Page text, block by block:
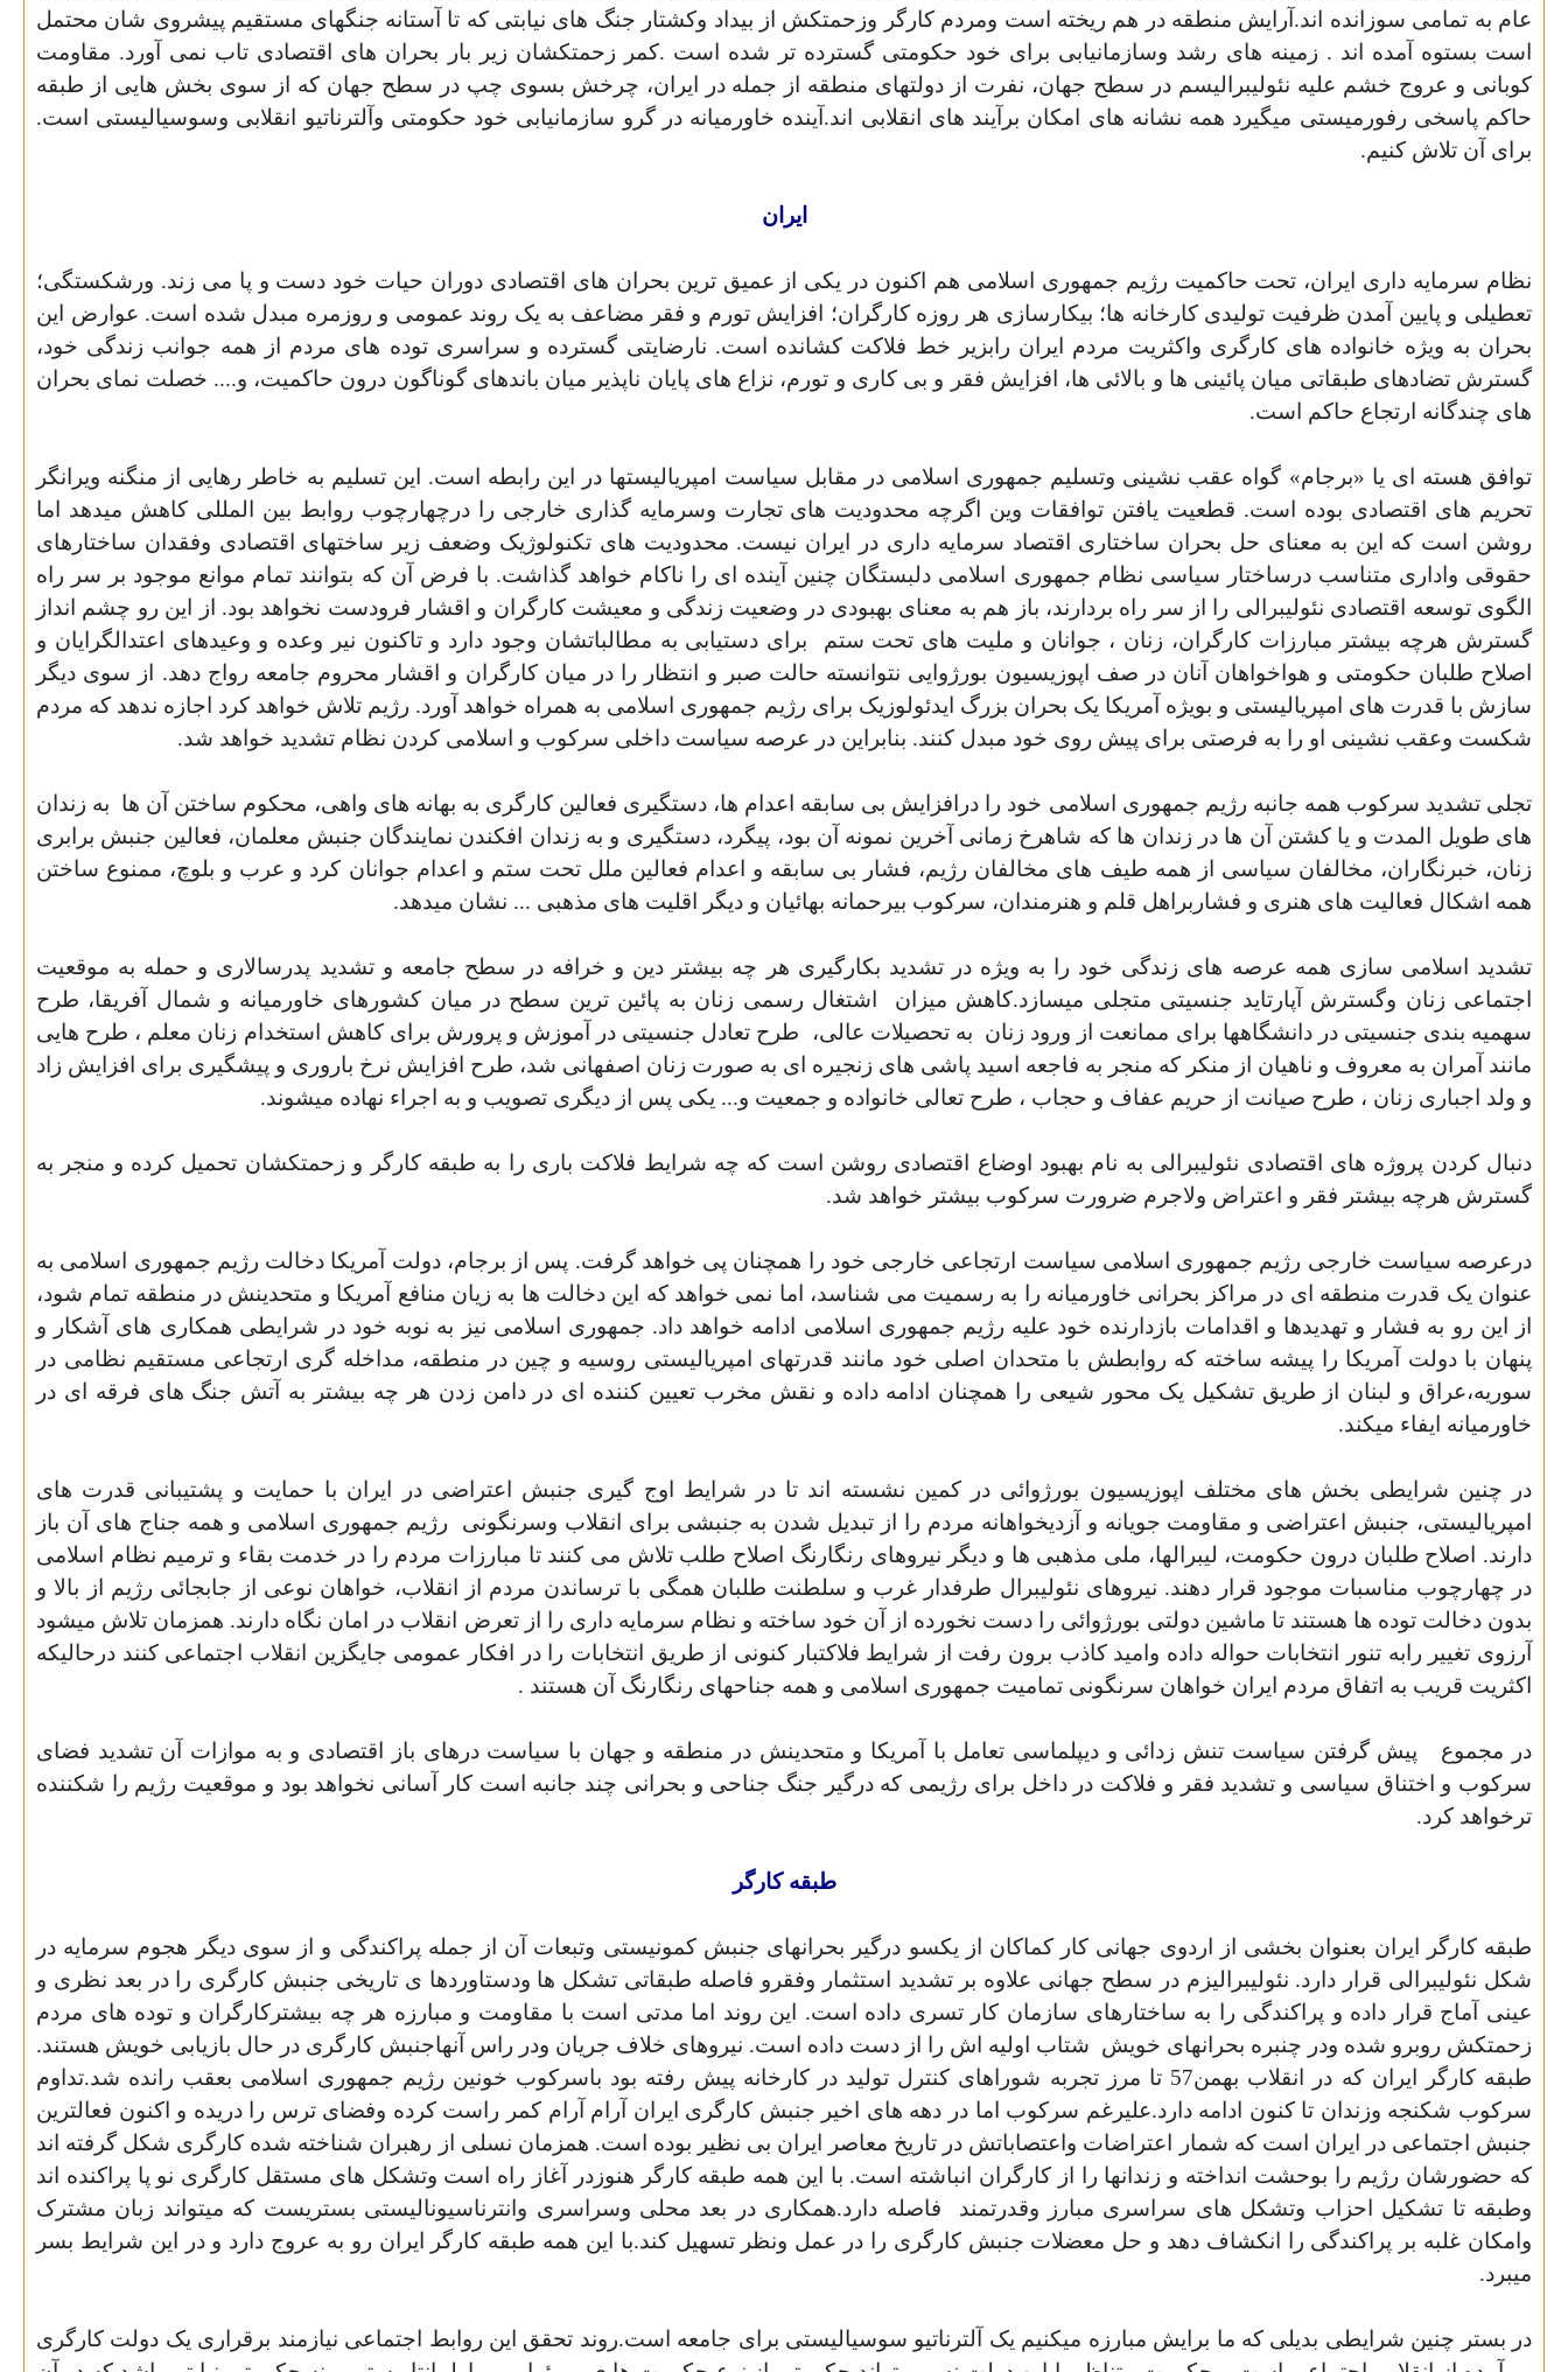
عام به تمامی سوزانده اند.آرایش منطقه در هم ریخته است ومردم کارگر وزحمتکش از بیداد وکشتار جنگ های نیابتی که تا آستانه جنگهای مستقیم پیشروی شان محتمل
است بستوه آمده اند . زمینه های رشد وسازمانیابی برای خود حکومتی گسترده تر شده است .کمر زحمتکشان زیر بار بحران های اقتصادی تاب نمی آورد. مقاومت
کوبانی و عروج خشم علیه نئولیبرالیسم در سطح جهان، نفرت از دولتهای منطقه از جمله در ایران، چرخش بسوی چپ در سطح جهان که از سوی بخش هایی از طبقه
حاکم پاسخی رفورمیستی میگیرد همه نشانه های امکان برآیند های انقلابی اند.آینده خاورمیانه در گرو سازمانیابی خود حکومتی وآلترناتیو انقلابی وسوسیالیستی است.
برای آن تلاش کنیم.
ایران
نظام سرمایه داری ایران، تحت حاکمیت رژیم جمهوری اسلامی هم اکنون در یکی از عمیق ترین بحران های اقتصادی دوران حیات خود دست و پا می زند. ورشکستگی؛
تعطیلی و پایین آمدن ظرفیت تولیدی کارخانه ها؛ بیکارسازی هر روزه کارگران؛ افزایش تورم و فقر مضاعف به یک روند عمومی و روزمره مبدل شده است. عوارض این
بحران به ویژه خانواده های کارگری واکثریت مردم ایران رابزیر خط فلاکت کشانده است. نارضایتی گسترده و سراسری توده های مردم از همه جوانب زندگی خود،
گسترش تضادهای طبقاتی میان پائینی ها و بالائی ها، افزایش فقر و بی کاری و تورم، نزاع های پایان ناپذیر میان باندهای گوناگون درون حاکمیت، و.... خصلت نمای بحران
های چندگانه ارتجاع حاکم است.
توافق هسته ای یا «برجام» گواه عقب نشینی وتسلیم جمهوری اسلامی در مقابل سیاست امپریالیستها در این رابطه است. این تسلیم به خاطر رهایی از منگنه ویرانگر
تحریم های اقتصادی بوده است. قطعیت یافتن توافقات وین اگرچه محدودیت های تجارت وسرمایه گذاری خارجی را درچهارچوب روابط بین المللی کاهش میدهد اما
روشن است که این به معنای حل بحران ساختاری اقتصاد سرمایه داری در ایران نیست. محدودیت های تکنولوژیک وضعف زیر ساختهای اقتصادی وفقدان ساختارهای
حقوقی واداری متناسب درساختار سیاسی نظام جمهوری اسلامی دلبستگان چنین آینده ای را ناکام خواهد گذاشت. با فرض آن که بتوانند تمام موانع موجود بر سر راه
الگوی توسعه اقتصادی نئولیبرالی را از سر راه بردارند، باز هم به معنای بهبودی در وضعیت زندگی و معیشت کارگران و اقشار فرودست نخواهد بود. از این رو چشم انداز
گسترش هرچه بیشتر مبارزات کارگران، زنان ، جوانان و ملیت های تحت ستم
برای دستیابی به مطالباتشان وجود دارد و تاکنون نیر وعده و وعیدهای اعتدالگرایان و
اصلاح طلبان حکومتی و هواخواهان آنان در صف اپوزیسیون بورژوایی نتوانسته حالت صبر و انتظار را در میان کارگران و اقشار محروم جامعه رواج دهد. از سوی دیگر
سازش با قدرت های امپریالیستی و بویژه آمریکا یک بحران بزرگ ایدئولوزیک برای رژیم جمهوری اسلامی به همراه خواهد آورد. رژیم تلاش خواهد کرد اجازه ندهد که مردم
شکست وعقب نشینی او را به فرصتی برای پیش روی خود مبدل کنند. بنابراین در عرصه سیاست داخلی سرکوب و اسلامی کردن نظام تشدید خواهد شد.
تجلی تشدید سرکوب همه جانبه رژیم جمهوری اسلامی خود را درافزایش بی سابقه اعدام ها، دستگیری فعالین کارگری به بهانه های واهی، محکوم ساختن آن ها به زندان
های طویل المدت و یا کشتن آن ها در زندان ها که شاهرخ زمانی آخرین نمونه آن بود، پیگرد، دستگیری و به زندان افکندن نمایندگان جنبش معلمان، فعالین جنبش برابری
زنان، خبرنگاران، مخالفان سیاسی از همه طیف های مخالفان رژیم، فشار بی سابقه و اعدام فعالین ملل تحت ستم و اعدام جوانان کرد و عرب و بلوچ، ممنوع ساختن
همه اشکال فعالیت های هنری و فشاربراهل قلم و هنرمندان، سرکوب بیرحمانه بهائیان و دیگر اقلیت های مذهبی ... نشان میدهد.
تشدید اسلامی سازی همه عرصه های زندگی خود را به ویژه در تشدید بکارگیری هر چه بیشتر دین و خرافه در سطح جامعه و تشدید پدرسالاری و حمله به موقعیت
اجتماعی زنان وگسترش آپارتاید جنسیتی متجلی میسازد.کاهش میزان
اشتغال رسمی زنان به پائین ترین سطح در میان کشورهای خاورمیانه و شمال آفریقا، طرح
سهمیه بندی جنسیتی در دانشگاهها برای ممانعت از ورود زنان به تحصیلات عالی،
طرح تعادل جنسیتی در آموزش و پرورش برای کاهش استخدام زنان معلم ، طرح هایی
مانند آمران به معروف و ناهیان از منکر که منجر به فاجعه اسید پاشی های زنجیره ای به صورت زنان اصفهانی شد، طرح افزایش نرخ باروری و پیشگیری برای افزایش زاد
و ولد اجباری زنان ، طرح صیانت از حریم عفاف و حجاب ، طرح تعالی خانواده و جمعیت و... یکی پس از دیگری تصویب و به اجراء نهاده میشوند.
دنبال کردن پروژه های اقتصادی نئولیبرالی به نام بهبود اوضاع اقتصادی روشن است که چه شرایط فلاکت باری را به طبقه کارگر و زحمتکشان تحمیل کرده و منجر به
گسترش هرچه بیشتر فقر و اعتراض ولاجرم ضرورت سرکوب بیشتر خواهد شد.
درعرصه سیاست خارجی رژیم جمهوری اسلامی سیاست ارتجاعی خارجی خود را همچنان پی خواهد گرفت. پس از برجام، دولت آمریکا دخالت رژیم جمهوری اسلامی به
عنوان یک قدرت منطقه ای در مراکز بحرانی خاورمیانه را به رسمیت می شناسد، اما نمی خواهد که این دخالت ها به زیان منافع آمریکا و متحدینش در منطقه تمام شود،
از این رو به فشار و تهدیدها و اقدامات بازدارنده خود علیه رژیم جمهوری اسلامی ادامه خواهد داد. جمهوری اسلامی نیز به نوبه خود در شرایطی همکاری های آشکار و
پنهان با دولت آمریکا را پیشه ساخته که روابطش با متحدان اصلی خود مانند قدرتهای امپریالیستی روسیه و چین در منطقه، مداخله گری ارتجاعی مستقیم نظامی در
سوریه،عراق و لبنان از طریق تشکیل یک محور شیعی را همچنان ادامه داده و نقش مخرب تعیین کننده ای در دامن زدن هر چه بیشتر به آتش جنگ های فرقه ای در
خاورمیانه ایفاء میکند.
در چنین شرایطی بخش های مختلف اپوزیسیون بورژوائی در کمین نشسته اند تا در شرایط اوج گیری جنبش اعتراضی در ایران با حمایت و پشتیبانی قدرت های
امپریالیستی، جنبش اعتراضی و مقاومت جویانه و آزدیخواهانه مردم را از تبدیل شدن به جنبشی برای انقلاب وسرنگونی
رژیم جمهوری اسلامی و همه جناج های آن باز
دارند. اصلاح طلبان درون حکومت، لیبرالها، ملی مذهبی ها و دیگر نیروهای رنگارنگ اصلاح طلب تلاش می کنند تا مبارزات مردم را در خدمت بقاء و ترمیم نظام اسلامی
در چهارچوب مناسبات موجود قرار دهند. نیروهای نئولیبرال طرفدار غرب و سلطنت طلبان همگی با ترساندن مردم از انقلاب، خواهان نوعی از جابجائی رژیم از بالا و
بدون دخالت توده ها هستند تا ماشین دولتی بورژوائی را دست نخورده از آن خود ساخته و نظام سرمایه داری را از تعرض انقلاب در امان نگاه دارند. همزمان تلاش میشود
آرزوی تغییر رابه تنور انتخابات حواله داده وامید کاذب برون رفت از شرایط فلاکتبار کنونی از طریق انتخابات را در افکار عمومی جایگزین انقلاب اجتماعی کنند درحالیکه
اکثریت قریب به اتفاق مردم ایران خواهان سرنگونی تمامیت جمهوری اسلامی و همه جناحهای رنگارنگ آن هستند .
در مجموع
پیش گرفتن سیاست تنش زدائی و دیپلماسی تعامل با آمریکا و متحدینش در منطقه و جهان با سیاست درهای باز اقتصادی و به موازات آن تشدید فضای
سرکوب و اختناق سیاسی و تشدید فقر و فلاکت در داخل برای رژیمی که درگیر جنگ جناحی و بحرانی چند جانبه است کار آسانی نخواهد بود و موقعیت رژیم را شکننده
ترخواهد کرد.
طبقه کارگر
طبقه کارگر ایران بعنوان بخشی از اردوی جهانی کار کماکان از یکسو درگیر بحرانهای جنبش کمونیستی وتبعات آن از جمله پراکندگی و از سوی دیگر هجوم سرمایه در
شکل نئولیبرالی قرار دارد. نئولیبرالیزم در سطح جهانی علاوه بر تشدید استثمار وفقرو فاصله طبقاتی تشکل ها ودستاوردها ی تاریخی جنبش کارگری را در بعد نظری و
عینی آماج قرار داده و پراکندگی را به ساختارهای سازمان کار تسری داده است. این روند اما مدتی است با مقاومت و مبارزه هر چه بیشترکارگران و توده های مردم
زحمتکش روبرو شده ودر چنبره بحرانهای خویش شتاب اولیه اش را از دست داده است. نیروهای خلاف جریان ودر راس آنهاجنبش کارگری در حال بازیابی خویش هستند.
طبقه کارگر ایران که در انقلاب بهمن57 تا مرز تجربه شوراهای کنترل تولید در کارخانه پیش رفته بود باسرکوب خونین رژیم جمهوری اسلامی بعقب رانده شد.تداوم
سرکوب شکنجه وزندان تا کنون ادامه دارد.علیرغم سرکوب اما در دهه های اخیر جنبش کارگری ایران آرام آرام کمر راست کرده وفضای ترس را دریده و اکنون فعالترین
جنبش اجتماعی در ایران است که شمار اعتراضات واعتصاباتش در تاریخ معاصر ایران بی نظیر بوده است. همزمان نسلی از رهبران شناخته شده کارگری شکل گرفته اند
که حضورشان رژیم را بوحشت انداخته و زندانها را از کارگران انباشته است. با این همه طبقه کارگر هنوزدر آغاز راه است وتشکل های مستقل کارگری نو پا پراکنده اند
وطبقه تا تشکیل احزاب وتشکل های سراسری مبارز وقدرتمند
فاصله دارد.همکاری در بعد محلی وسراسری وانترناسیونالیستی بستریست که میتواند زبان مشترک
وامکان غلبه بر پراکندگی را انکشاف دهد و حل معضلات جنبش کارگری را در عمل ونظر تسهیل کند.با این همه طبقه کارگر ایران رو به عروج دارد و در این شرایط بسر
میبرد.
در بستر چنین شرایطی بدیلی که ما برایش مبارزه میکنیم یک آلترناتیو سوسیالیستی برای جامعه است.روند تحقق این روابط اجتماعی نیازمند برقراری یک دولت کارگری